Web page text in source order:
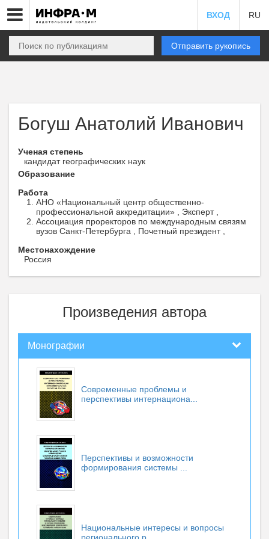
ВХОД RU
Отправить рукопись
Богуш Анатолий Иванович
Ученая степень
кандидат географических наук
Образование
Работа
АНО «Национальный центр общественно-
профессиональной аккредитации» , Эксперт ,
Ассоциация проректоров по международным связям
вузов Санкт-Петербурга , Почетный президент ,
Местонахождение
Россия
Произведения автора
Монографии
Современные проблемы и
перспективы интернациона...
Перспективы и возможности
формирования системы ...
Национальные интересы и вопросы